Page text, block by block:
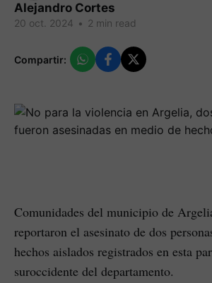
Alejandro Cortes
20 oct. 2024 • 2 min read
Compartir:
Comunidades del municipio de
reportaron el asesinato de dos
hechos aislados registrados en esta
suroccidente del departamento.